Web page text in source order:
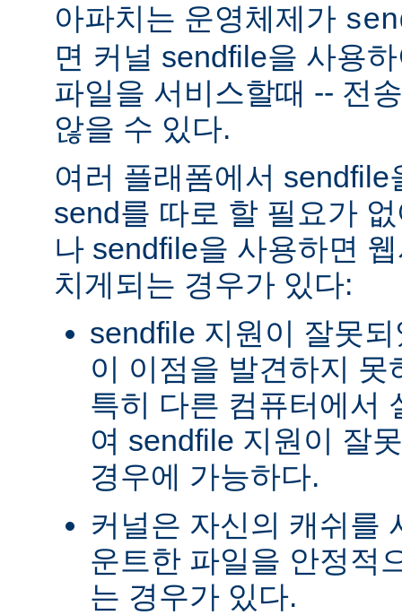
아파치는 운영체제가
면 커널 sendfile을 사용
파일을 서비스할때 -- 전
않을 수 있다.
여러 플래폼에서
send를 따로 할 필요가
나 sendfile을 사용하면
치게되는 경우가 있다:
sendfile 지원이 잘못
이 이점을 발견하지
특히 다른 컴퓨터에서
여 sendfile 지원이 잘
경우에 가능하다.
커널은 자신의 캐쉬를
운트한 파일을 안정적
는 경우가 있다.